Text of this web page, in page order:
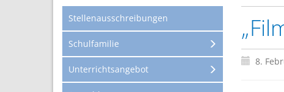
Stellenausschreibungen
Schulfamilie
Unterrichtsangebot
8.